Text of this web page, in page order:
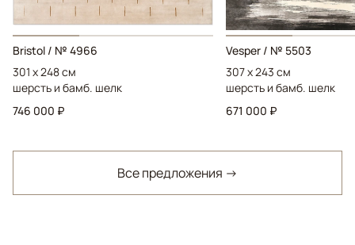
Bristol / № 4966
301 x 248 см
шерсть и бамб. шелк
746 000 ₽
Vesper / № 5503
307 x 243 см
шерсть и бамб. шелк
671 000 ₽
Все предложения →